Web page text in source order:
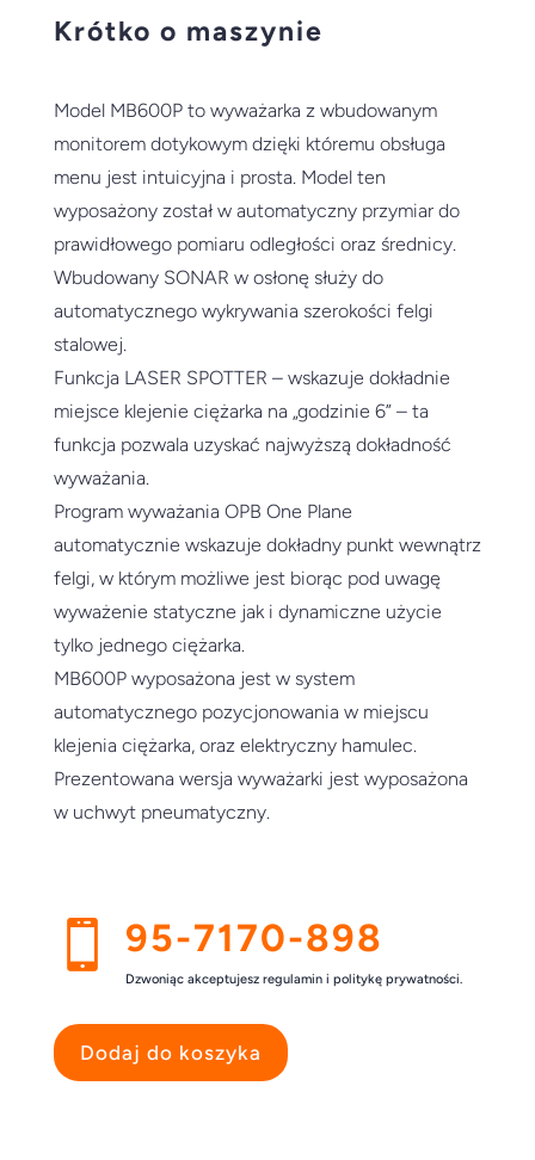
Krótko o maszynie
Model MB600P to wyważarka z wbudowanym
monitorem dotykowym dzięki któremu obsługa
menu jest intuicyjna i prosta. Model ten
wyposażony został w automatyczny przymiar do
prawidłowego pomiaru odległości oraz średnicy.
Wbudowany SONAR w osłonę służy do
automatycznego wykrywania szerokości felgi
stalowej.
Funkcja LASER SPOTTER – wskazuje dokładnie
miejsce klejenie ciężarka na „godzinie 6” – ta
funkcja pozwala uzyskać najwyższą dokładność
wyważania.
Program wyważania OPB One Plane
automatycznie wskazuje dokładny punkt wewnątrz
felgi, w którym możliwe jest biorąc pod uwagę
wyważenie statyczne jak i dynamiczne użycie
tylko jednego ciężarka.
MB600P wyposażona jest w system
automatycznego pozycjonowania w miejscu
klejenia ciężarka, oraz elektryczny hamulec.
Prezentowana wersja wyważarki jest wyposażona
w uchwyt pneumatyczny.
 95-7170-898
Dzwoniąc akceptujesz regulamin i politykę prywatności.
Dodaj do koszyka